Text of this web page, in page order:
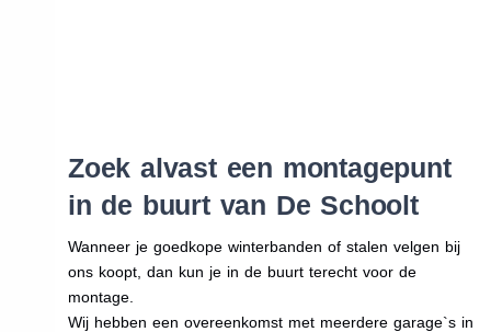
Zoek alvast een montagepunt
in de buurt van De Schoolt
Wanneer je goedkope winterbanden of stalen velgen bij
ons koopt, dan kun je in de buurt terecht voor de
montage.
Wij hebben een overeenkomst met meerdere garage`s in